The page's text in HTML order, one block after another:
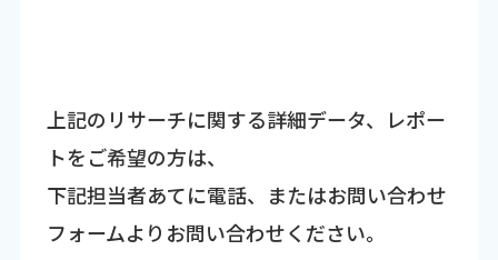
上記のリサーチに関する詳細データ、レポー
トをご希望の方は、
下記担当者あてに電話、またはお問い合わせ
フォームよりお問い合わせください。